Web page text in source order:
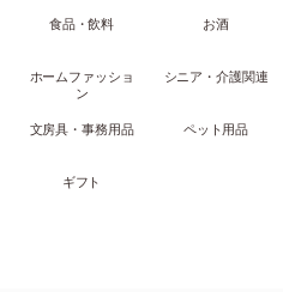
食品・飲料 お酒
ホームファッショ
ン
シニア・介護関連
文房具・事務用品 ペット用品
ギフト